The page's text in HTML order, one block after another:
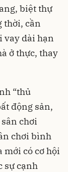
biệt thự
thời, cần
vay dài hạn
ở thực, thay
“thủ
động sản,
chơi
chơi bình
mới có cơ hội
sự cạnh